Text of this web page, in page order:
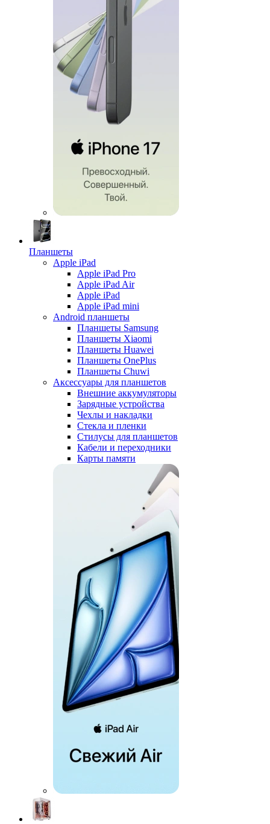
Планшеты
Apple iPad
Apple iPad Pro
Apple iPad Air
Apple iPad
Apple iPad mini
Android планшеты
Планшеты Samsung
Планшеты Xiaomi
Планшеты Huawei
Планшеты OnePlus
Планшеты Chuwi
Аксессуары для планшетов
Внешние аккумуляторы
Зарядные устройства
Чехлы и накладки
Стекла и пленки
Стилусы для планшетов
Кабели и переходники
Карты памяти